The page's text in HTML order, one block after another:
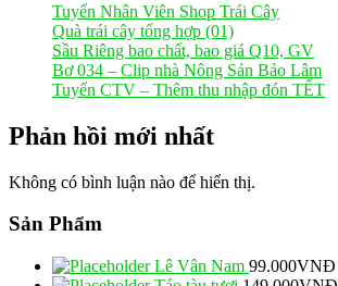
Tuyển Nhân Viên Shop Trái Cây
Quà trái cây tổng hợp (01)
Sầu Riêng bao chất, bao giá Q10, GV
Bơ 034 – Clip nhà Nông Sản Bảo Lâm
Tuyển CTV – Thêm thu nhập đón TẾT
Phản hồi mới nhất
Không có bình luận nào để hiển thị.
Sản Phẩm
Lê Vân Nam 99.000VNĐ